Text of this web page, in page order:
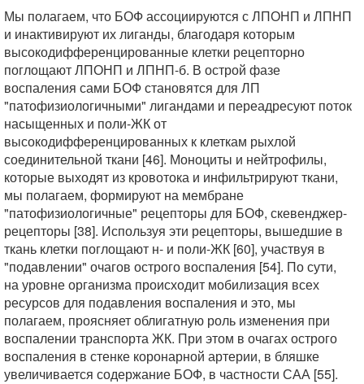
Мы полагаем, что БОФ ассоциируются с ЛПОНП и ЛПНП
и инактивируют их лиганды, благодаря которым
высокодифференцированные клетки рецепторно
поглощают ЛПОНП и ЛПНП-б. В острой фазе
воспаления сами БОФ становятся для ЛП
"патофизиологичными" лигандами и переадресуют поток
насыщенных и поли-ЖК от
высокодифференцированных к клеткам рыхлой
соединительной ткани [46]. Моноциты и нейтрофилы,
которые выходят из кровотока и инфильтрируют ткани,
мы полагаем, формируют на мембране
"патофизиологичные" рецепторы для БОФ, скевенджер-
рецепторы [38]. Используя эти рецепторы, вышедшие в
ткань клетки поглощают н- и поли-ЖК [60], участвуя в
"подавлении" очагов острого воспаления [54]. По сути,
на уровне организма происходит мобилизация всех
ресурсов для подавления воспаления и это, мы
полагаем, проясняет облигатную роль изменения при
воспалении транспорта ЖК. При этом в очагах острого
воспаления в стенке коронарной артерии, в бляшке
увеличивается содержание БОФ, в частности САА [55].